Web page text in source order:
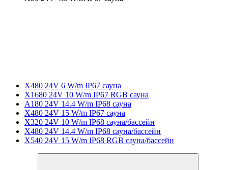
X480 24V 6 W/m IP67 сауна
X1680 24V 10 W/m IP67 RGB сауна
A180 24V 14.4 W/m IP68 сауна
X480 24V 15 W/m IP67 сауна
X320 24V 10 W/m IP68 сауна/бассейн
X480 24V 14.4 W/m IP68 сауна/бассейн
X540 24V 15 W/m IP68 RGB сауна/бассейн